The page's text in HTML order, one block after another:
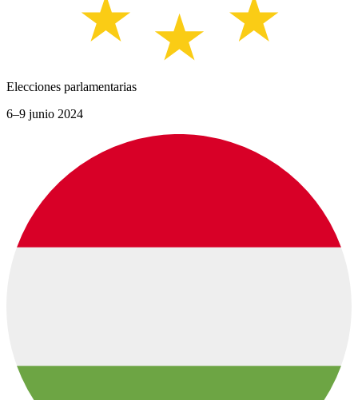
Elecciones parlamentarias
6–9 junio 2024